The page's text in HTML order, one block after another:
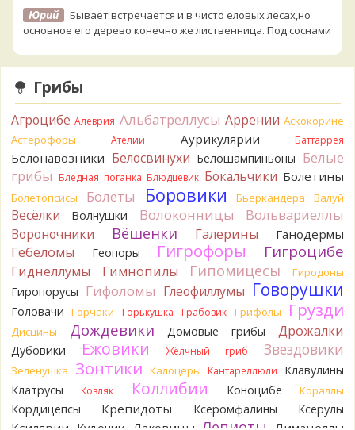
Юрий
Бывает встречается и в чисто еловых лесах,но
основное его дерево конечно же лиственница. Под соснами
1 день назад
Katya20
1 день назад
Katya20 Навозник.
1 день назад
Verona Скорее всего он.
2 дня назад
Verona
Что-то из рядовок. Цвета на фото вряд ли
переданы правильно.
2 дня назад
Verona
Рядовка мыльная, судя по пластинкам.
Правильно сделали, что не взяли.
BorisM Подгруздок чёрный, или близкие виды
BorisM Сдаётся мне, на земле и в руке - разные грибы.
Кирилл
Вони не было, но вода и гриб при варке
начали желтеть. Выкинул. Большое спасибо.
2 дня назад
Грибы
Агроцибе Алеврия Альбатреллусы Аррении Аскокорине
Астерофоры
Ателии Аурикулярии Баттаррея
Белонавозники Белосвинухи Белошампиньоны Белые
грибы Бледная поганка Блюдцевик Бокальчики Болетины
Болетопсисы Болеты Боровики Бьеркандера Валуй
Весёлки Волнушки Волоконницы Вольвариеллы
Вороночники Вёшенки Галерины Ганодермы
Гебеломы Геопоры Гигрофоры Гигроцибе
Гиднеллумы Гимнопилы Гипомицесы Гиродоны
Гиропорусы Гифоломы Глеофиллумы Говорушки
Головачи Горчаки Горькушка Грабовик Грифолы Грузди
Дисцины Дождевики Домовые грибы Дрожалки
Дубовики Ежовики Жёлчный гриб Звездовики
Зеленушка Зонтики Калоцеры Кантареллюли
Клавулины
Клатрусы
Козляк Коллибии Коноцибе Кораллы
Кордицепсы Крепидоты Ксеромфалины Ксерулы